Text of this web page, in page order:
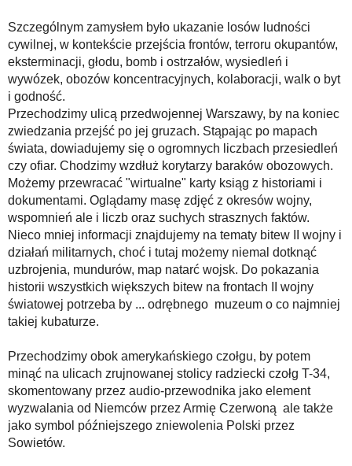
Szczególnym zamysłem było ukazanie losów ludności
cywilnej, w kontekście przejścia frontów, terroru okupantów,
eksterminacji, głodu, bomb i ostrzałów, wysiedleń i
wywózek, obozów koncentracyjnych, kolaboracji, walk o byt
i godność.
Przechodzimy ulicą przedwojennej Warszawy, by na koniec
zwiedzania przejść po jej gruzach. Stąpając po mapach
świata, dowiadujemy się o ogromnych liczbach przesiedleń
czy ofiar. Chodzimy wzdłuż korytarzy baraków obozowych.
Możemy przewracać "wirtualne" karty ksiąg z historiami i
dokumentami. Oglądamy masę zdjęć z okresów wojny,
wspomnień ale i liczb oraz suchych strasznych faktów.
Nieco mniej informacji znajdujemy na tematy bitew II wojny i
działań militarnych, choć i tutaj możemy niemal dotknąć
uzbrojenia, mundurów, map natarć wojsk. Do pokazania
historii wszystkich większych bitew na frontach II wojny
światowej potrzeba by ... odrębnego muzeum o co najmniej
takiej kubaturze.
Przechodzimy obok amerykańskiego czołgu, by potem
minąć na ulicach zrujnowanej stolicy radziecki czołg T-34,
skomentowany przez audio-przewodnika jako element
wyzwalania od Niemców przez Armię Czerwoną ale także
jako symbol późniejszego zniewolenia Polski przez
Sowietów.